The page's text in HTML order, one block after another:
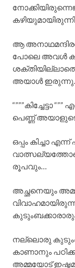
ആ
പോലെ അവൾ
ശക്തിയില്ലാതെ
അയാൾ
“”””കിച്ചേട്ടാ
പെണ്ണ്
ഒപ്പം കിച്ചാ
രൂപവും…
അച്ഛനെയും
കുടുംബക്കാരാരും
നല്ലൊരു
കാണാനും
അമ്മയോട്